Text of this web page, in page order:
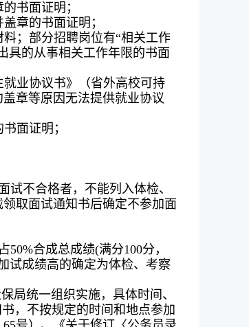
书面证明；
章的书面证明；
；部分招聘岗位有“相关工作
具的从事相关工作年限的书面
就业协议书》（省外高校可持
章等原因无法提供就业协议
面证明；
不合格者，不能列入体检、
取面试通知书后确定不参加面
合成总成绩(满分100分，
试成绩高的确定为体检、考察
局统一组织实施，具体时间、
，不按规定的时间和地点参加